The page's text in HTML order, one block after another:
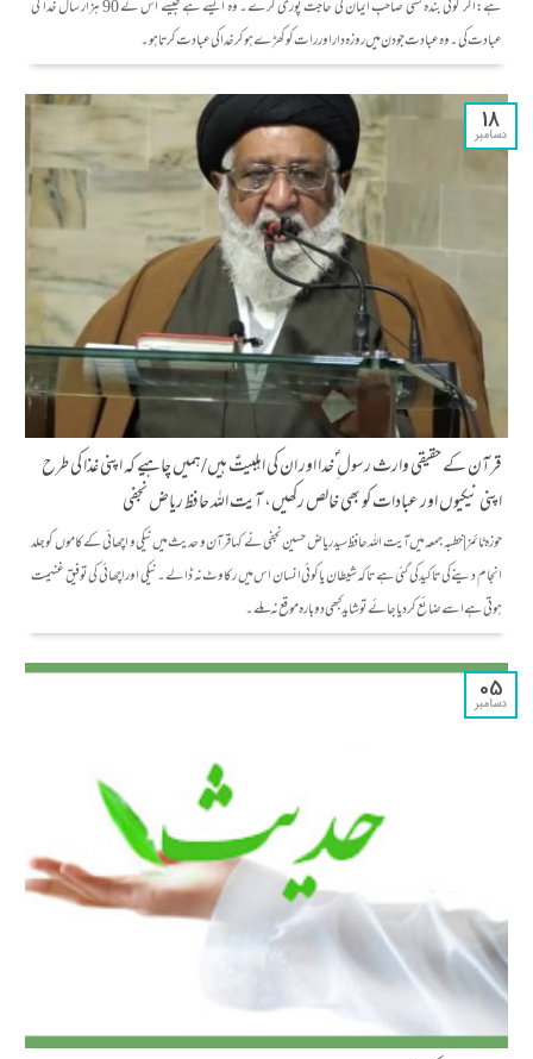
ہے:اگر کوئی بندہ کسی صاحبِ ایمان کی حاجت پوری کرے۔ وہ ایسے ہے جیسے اس نے 90 ہزار سال خدا کی
عبادت کی۔ وہ عبادت جو دن میں روزہ دار اور رات کو کھڑے ہو کر خدا کی عبادت کرتا ہو۔
18
دسامبر
قرآن کے حقیقی وارث رسول ِ ؐخدا اور ان کی اہلبیتؑ ہیں/ہمیں چاہیے کہ اپنی غذا کی طرح
اپنی نیکیوں اور عبادات کو بھی خالص رکھیں، آیت اللہ حافظ ریاض نجفی
حوزہ ٹائمز|خطبہ جمعہ میں آیت اللہ حافظ سید ریاض حسین نجفی نے کہا قرآن و حدیث میں نیکی و اچھائی کے کاموں کو جلد
انجام دینے کی تاکید کی گئی ہے تاکہ شیطان یا کوئی انسان اس میں رکاوٹ نہ ڈالے۔ نیکی اور اچھائی کی توفیق غنیمت
ہوتی ہے اسے ضائع کر دیا جائے تو شاید کبھی دوبارہ موقع نہ ملے۔
05
دسامبر